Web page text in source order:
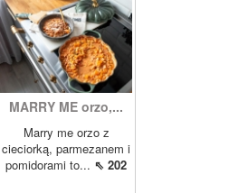
MARRY ME orzo,...
Marry me orzo z
cieciorką, parmezanem i
pomidorami to... ⇖ 202